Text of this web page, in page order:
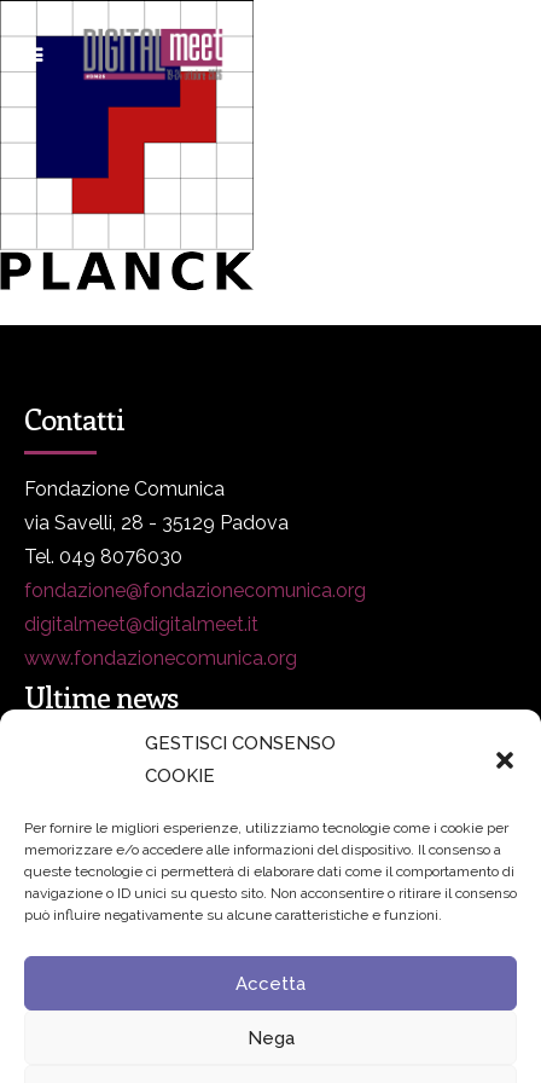
GESTISCI CONSENSO
COOKIE
Per fornire le migliori esperienze, utilizziamo tecnologie come i cookie per
memorizzare e/o accedere alle informazioni del dispositivo. Il consenso a
queste tecnologie ci permetterà di elaborare dati come il comportamento di
navigazione o ID unici su questo sito. Non acconsentire o ritirare il consenso
può influire negativamente su alcune caratteristiche e funzioni.
Accetta
Nega
Contatti
Fondazione Comunica
via Savelli, 28 - 35129 Padova
Tel. 049 8076030
fondazione@fondazionecomunica.org
digitalmeet@digitalmeet.it
www.fondazionecomunica.org
Ultime news
secsolutionforum 2026: è Bologna la nuova capitale
Padre Benanti: «Intelligenza artificiale? Contro i nuovi
algoritmi del potere serve una governance condivisa»
Edvance – Digital Education Hub Higher Education